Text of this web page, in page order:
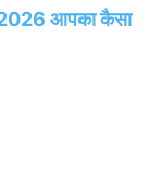
आपका कैसा